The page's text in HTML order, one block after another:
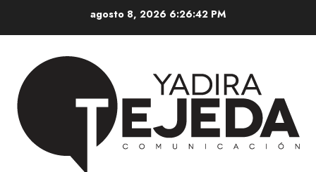
agosto 8, 2026 6:26:42 PM